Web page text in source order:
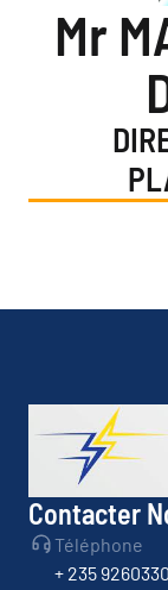
Mr
Contacter
Téléphone
+ 235